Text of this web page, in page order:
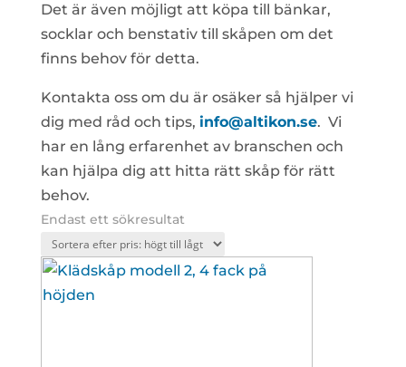
Det är även möjligt att köpa till bänkar,
socklar och benstativ till skåpen om det
finns behov för detta.
Kontakta oss om du är osäker så hjälper vi
dig med råd och tips, info@altikon.se. Vi
har en lång erfarenhet av branschen och
kan hjälpa dig att hitta rätt skåp för rätt
behov.
Endast ett sökresultat